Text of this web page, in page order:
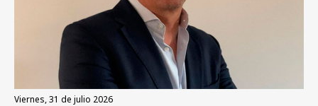
viernes, 31 de julio 2026